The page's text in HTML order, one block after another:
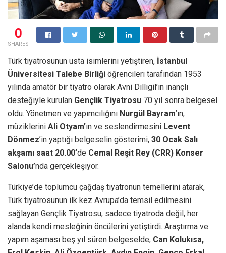
0
SHARES
Türk tiyatrosunun usta isimlerini yetiştiren, İstanbul
Üniversitesi Talebe Birliği öğrencileri tarafından 1953
yılında amatör bir tiyatro olarak Avni Dilligil’in inançlı
desteğiyle kurulan Gençlik Tiyatrosu 70 yıl sonra belgesel
oldu. Yönetmen ve yapımcılığını Nurgül Bayram’ın,
müziklerini Ali Otyam’ın ve seslendirmesini Levent
Dönmez’in yaptığı belgeselin gösterimi, 30 Ocak Salı
akşamı saat 20.00’de Cemal Reşit Rey (CRR) Konser
Salonu’nda gerçekleşiyor.
Türkiye’de toplumcu çağdaş tiyatronun temellerini atarak,
Türk tiyatrosunun ilk kez Avrupa’da temsil edilmesini
sağlayan Gençlik Tiyatrosu, sadece tiyatroda değil, her
alanda kendi mesleğinin öncülerini yetiştirdi. Araştırma ve
yapım aşaması beş yıl süren belgeselde; Can Kolukısa,